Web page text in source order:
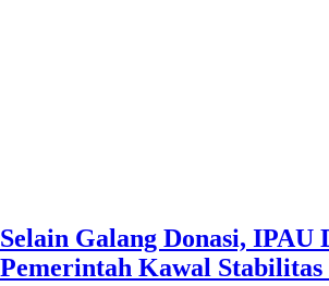
Selain Galang Donasi, IPAU
Pemerintah Kawal Stabilitas